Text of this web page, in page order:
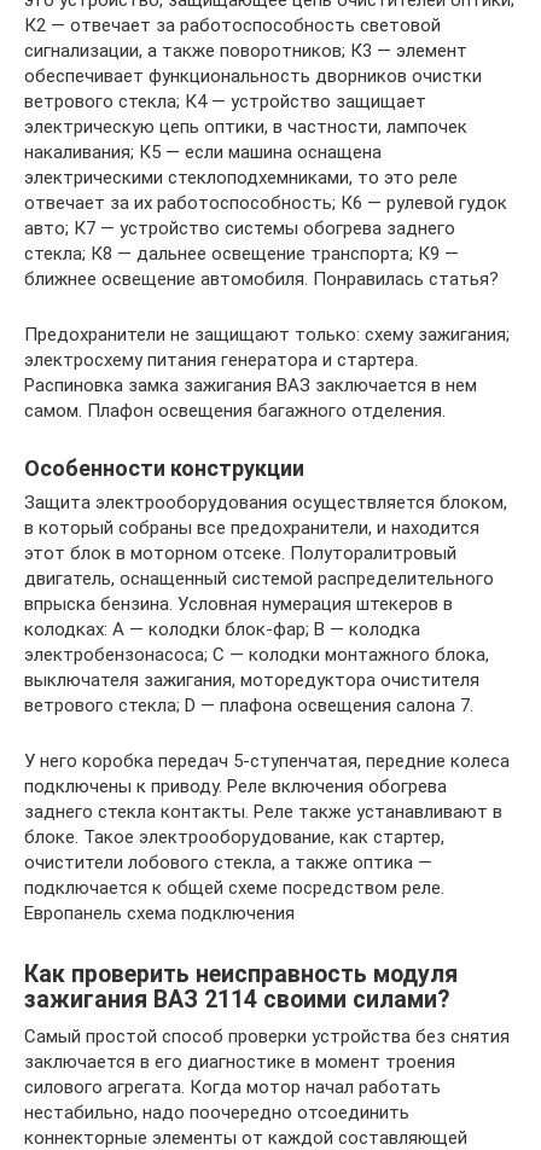
К2 — отвечает за работоспособность световой
сигнализации, а также поворотников; К3 — элемент
обеспечивает функциональность дворников очистки
ветрового стекла; К4 — устройство защищает
электрическую цепь оптики, в частности, лампочек
накаливания; К5 — если машина оснащена
электрическими стеклоподхемниками, то это реле
отвечает за их работоспособность; К6 — рулевой гудок
авто; К7 — устройство системы обогрева заднего
стекла; К8 — дальнее освещение транспорта; К9 —
ближнее освещение автомобиля. Понравилась статья?
Предохранители не защищают только: схему зажигания;
электросхему питания генератора и стартера.
Распиновка замка зажигания ВАЗ заключается в нем
самом. Плафон освещения багажного отделения.
Особенности конструкции
Защита электрооборудования осуществляется блоком,
в который собраны все предохранители, и находится
этот блок в моторном отсеке. Полуторалитровый
двигатель, оснащенный системой распределительного
впрыска бензина. Условная нумерация штекеров в
колодках: А — колодки блок-фар; В — колодка
электробензонасоса; С — колодки монтажного блока,
выключателя зажигания, моторедуктора очистителя
ветрового стекла; D — плафона освещения салона 7.
У него коробка передач 5-ступенчатая, передние колеса
подключены к приводу. Реле включения обогрева
заднего стекла контакты. Реле также устанавливают в
блоке. Такое электрооборудование, как стартер,
очистители лобового стекла, а также оптика —
подключается к общей схеме посредством реле.
Европанель схема подключения
Как проверить неисправность модуля
зажигания ВАЗ 2114 своими силами?
Самый простой способ проверки устройства без снятия
заключается в его диагностике в момент троения
силового агрегата. Когда мотор начал работать
нестабильно, надо поочередно отсоединить
коннекторные элементы от каждой составляющей